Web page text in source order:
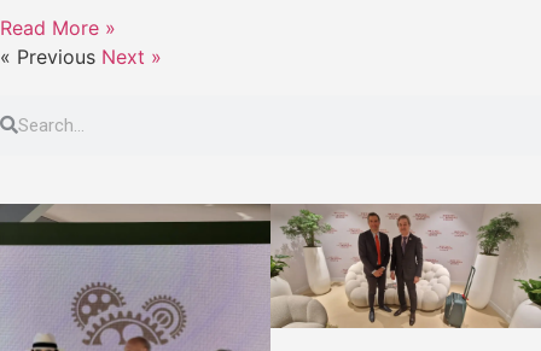
Read More »
« Previous Next »